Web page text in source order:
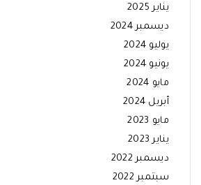
يناير 2025
ديسمبر 2024
يوليو 2024
يونيو 2024
مايو 2024
أبريل 2024
مايو 2023
يناير 2023
ديسمبر 2022
سبتمبر 2022